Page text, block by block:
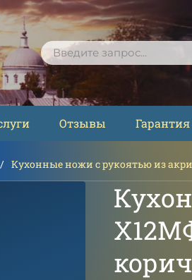
Отзывы Гарантия
Кухонные ножи с рукоятью из